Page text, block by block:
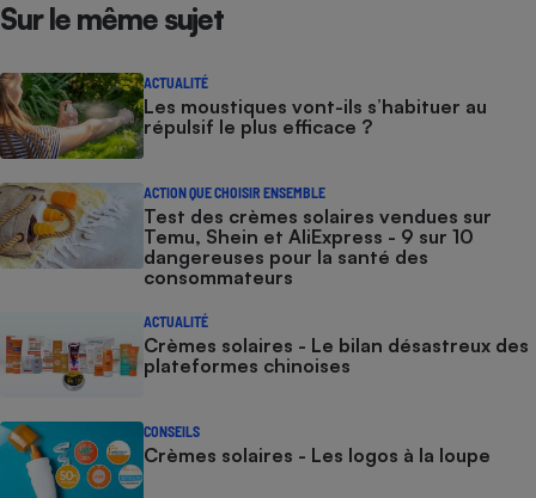
Sur le même sujet
ACTUALITÉ
Les moustiques vont-ils s’habituer au
répulsif le plus efficace ?
ACTION QUE CHOISIR ENSEMBLE
Test des crèmes solaires vendues sur
Temu, Shein et AliExpress - 9 sur 10
dangereuses pour la santé des
consommateurs
ACTUALITÉ
Crèmes solaires - Le bilan désastreux des
plateformes chinoises
CONSEILS
Crèmes solaires - Les logos à la loupe